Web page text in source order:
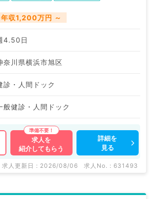
年収1,200万円 ～
4.50日
奈川県横浜市旭区
診・人間ドック
般健診・人間ドック
求人を
紹介してもらう
詳細を
見る
求人更新日 : 2026/08/06 求人No. : 631493